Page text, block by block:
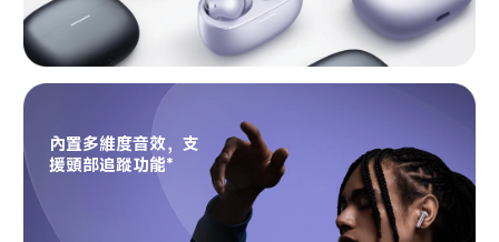
內置多維度音效，支
援頭部追蹤功能*